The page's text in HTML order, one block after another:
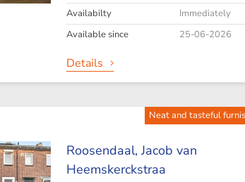
Availabilty
Immediately
Available since
25-06-2026
Details
Neat and tasteful
Roosendaal,Jacob van
Heemskerckstraa